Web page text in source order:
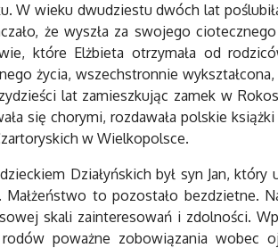
W wieku dwudziestu dwóch lat
że wyszła za swojego
które Elżbieta otrzymała od
życia, wszechstronnie
lat zamieszkując zamek w
się chorymi, rozdawała polskie
w Wielkopolsce.
Działyńskich był syn Jan,
Małżeństwo to pozostało bezdzietne.
skali zainteresowań i zdolności.
poważne zobowiązania wobec